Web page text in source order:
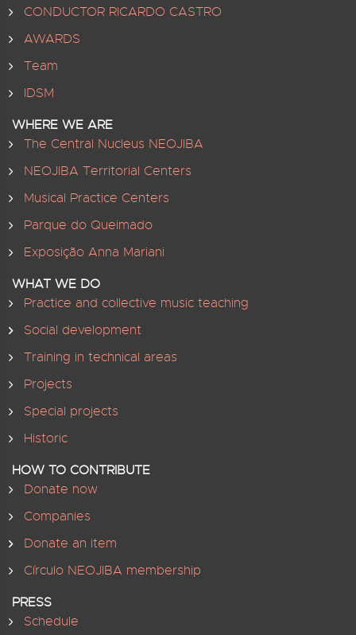
CONDUCTOR RICARDO CASTRO
AWARDS
Team
IDSM
WHERE WE ARE
The Central Nucleus NEOJIBA
NEOJIBA Territorial Centers
Musical Practice Centers
Parque do Queimado
Exposição Anna Mariani
WHAT WE DO
Practice and collective music teaching
Social development
Training in technical areas
Projects
Special projects
Historic
HOW TO CONTRIBUTE
Donate now
Companies
Donate an item
Círculo NEOJIBA membership
PRESS
Schedule